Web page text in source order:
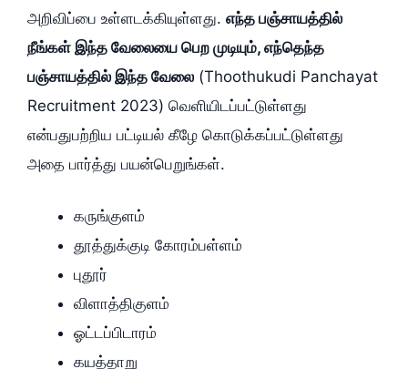
அறிவிப்பை உள்ளடக்கியுள்ளது. எந்த பஞ்சாயத்தில்
நீங்கள் இந்த வேலையை பெற முடியும், எந்தெந்த
பஞ்சாயத்தில் இந்த வேலை (Thoothukudi Panchayat
Recruitment 2023) வெளியிடப்பட்டுள்ளது
என்பதுபற்றிய பட்டியல் கீழே கொடுக்கப்பட்டுள்ளது
அதை பார்த்து பயன்பெறுங்கள்.
கருங்குளம்
தூத்துக்குடி கோரம்பள்ளம்
புதூர்
விளாத்திகுளம்
ஓட்டப்பிடாரம்
கயத்தாறு